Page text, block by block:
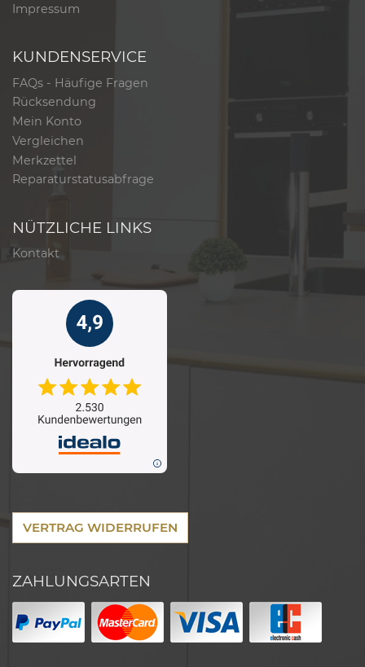
Impressum
KUNDENSERVICE
FAQs - Häufige Fragen
Rücksendung
Mein Konto
Vergleichen
Merkzettel
Reparaturstatusabfrage
NÜTZLICHE LINKS
Kontakt
VERTRAG WIDERRUFEN
ZAHLUNGSARTEN